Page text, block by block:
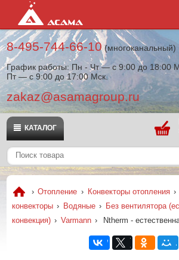
8-495-744-66-10(многоканальный)
График работы: Пн - Чт — с 9:00 до 18:00
Пт — с 9:00 до 17:00 Мск.
zakaz@asamagroup.ru
КАТАЛОГ
› Отопление › Конвекторы отопления ›
конвекторы › Водяные › Без вентилятора
конвекция) › Varmann › Ntherm -